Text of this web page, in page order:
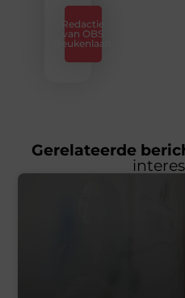
Redactie
van OBS
Beukenlaan
Gerelateerde